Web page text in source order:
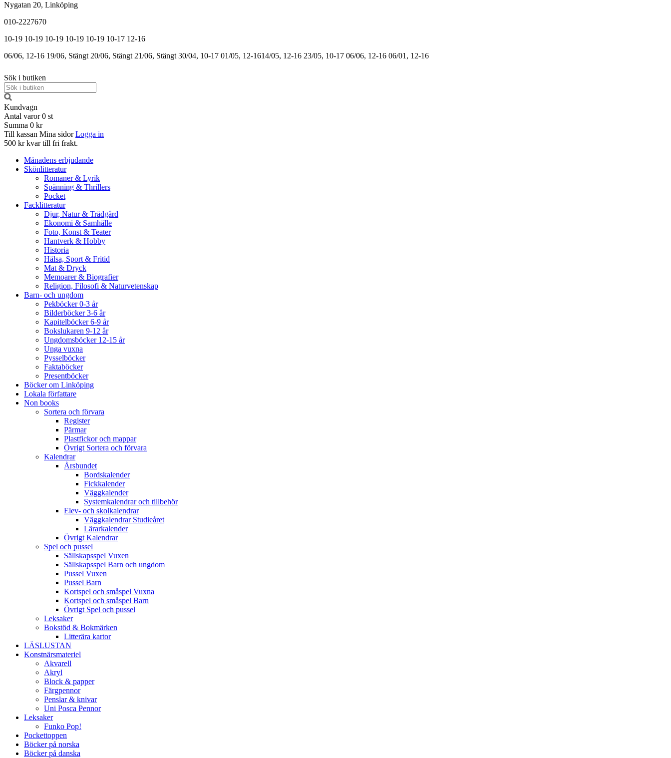
Nygatan 20, Linköping
010-2227670
10-19 10-19 10-19 10-19 10-19 10-17 12-16
06/06, 12-16 19/06, Stängt 20/06, Stängt 21/06, Stängt 30/04, 10-17 01/05, 12-1614/05, 12-16 23/05, 10-17 06/06, 12-16 06/01, 12-16
Sök i butiken
Kundvagn
Antal varor 0 st
Summa 0 kr
Till kassan Mina sidor Logga in
500 kr kvar till fri frakt.
Månadens erbjudande
Skönlitteratur
Romaner & Lyrik
Spänning & Thrillers
Pocket
Facklitteratur
Djur, Natur & Trädgård
Ekonomi & Samhälle
Foto, Konst & Teater
Hantverk & Hobby
Historia
Hälsa, Sport & Fritid
Mat & Dryck
Memoarer & Biografier
Religion, Filosofi & Naturvetenskap
Barn- och ungdom
Pekböcker 0-3 år
Bilderböcker 3-6 år
Kapitelböcker 6-9 år
Bokslukaren 9-12 år
Ungdomsböcker 12-15 år
Unga vuxna
Pysselböcker
Faktaböcker
Presentböcker
Böcker om Linköping
Lokala författare
Non books
Sortera och förvara
Register
Pärmar
Plastfickor och mappar
Övrigt Sortera och förvara
Kalendrar
Årsbundet
Bordskalender
Fickkalender
Väggkalender
Systemkalendrar och tillbehör
Elev- och skolkalendrar
Väggkalendrar Studieåret
Lärarkalender
Övrigt Kalendrar
Spel och pussel
Sällskapsspel Vuxen
Sällskapsspel Barn och ungdom
Pussel Vuxen
Pussel Barn
Kortspel och småspel Vuxna
Kortspel och småspel Barn
Övrigt Spel och pussel
Leksaker
Bokstöd & Bokmärken
Litterära kartor
LÄSLUSTAN
Konstnärsmateriel
Akvarell
Akryl
Block & papper
Färgpennor
Penslar & knivar
Uni Posca Pennor
Leksaker
Funko Pop!
Pockettoppen
Böcker på norska
Böcker på danska